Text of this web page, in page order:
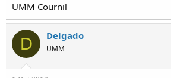
UMM Cournil
D Delgado
UMM